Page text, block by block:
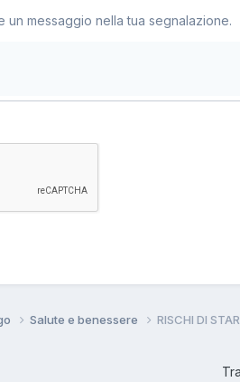
un messaggio nella tua segnalazione.
Salute e benessere RISCHI DI